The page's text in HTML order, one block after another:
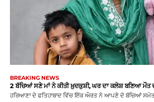
BREAKING NEWS
2 ਬੱਚਿਆਂ ਸਣੇ ਮਾਂ ਨੇ ਕੀਤੀ ਖ਼ੁਦਕੁਸ਼ੀ, ਘਰ ਦਾ ਕਲੇਸ਼ ਬਣਿਆ ਮੌਤ
ਹਰਿਆਣਾ ਦੇ ਫਤਿਹਾਬਾਦ ਵਿੱਚ ਇੱਕ ਔਰਤ ਨੇ ਆਪਣੇ ਦੋ ਬੱਚਿਆਂ